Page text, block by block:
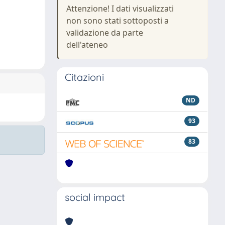
Attenzione! I dati visualizzati
non sono stati sottoposti a
validazione da parte
dell'ateneo
Citazioni
ND
93
83
social impact